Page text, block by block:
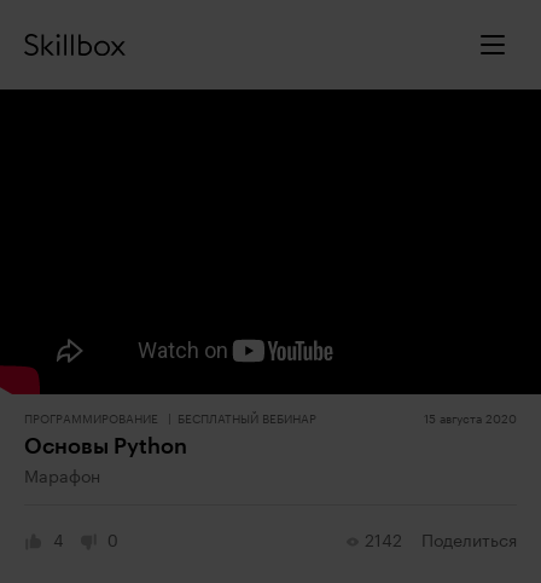
ПРОГРАММИРОВАНИЕ БЕСПЛАТНЫЙ ВЕБИНАР 15 августа 2020
Основы Python
Марафон
4 0 2142 Поделиться